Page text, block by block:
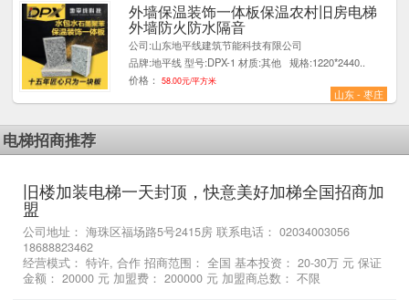
外墙保温装饰一体板保温农村旧房电梯
外墙防火防水隔音
公司:山东地平线建筑节能科技有限公司
品牌:地平线 型号:DPX-1 材质:其他 规格:1220*2440..
价格：
58.00元/平方米
山东 - 枣庄
4
电梯招商推荐
旧楼加装电梯一天封顶，快意美好加梯全国招商加
盟
公司地址： 海珠区福场路5号2415房 联系电话： 02034003056
18688823462
经营模式： 特许, 合作 招商范围： 全国 基本投资： 20-30万 元 保证
金额： 20000 元 加盟费： 200000 元 加盟商总数： 不限